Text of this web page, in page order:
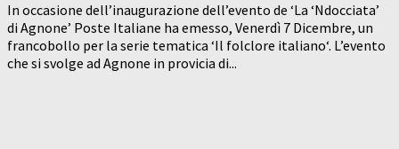
In occasione dell’inaugurazione dell’evento de ‘La ‘Ndocciata’
di Agnone’ Poste Italiane ha emesso, Venerdì 7 Dicembre, un
francobollo per la serie tematica ‘Il folclore italiano‘. L’evento
che si svolge ad Agnone in provicia di...